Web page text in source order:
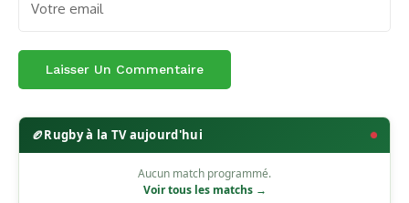
🏉Rugby à la TV aujourd'hui
Aucun match programmé.
Voir tous les matchs →